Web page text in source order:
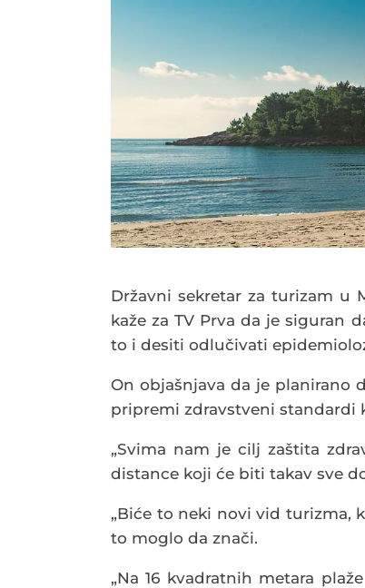
Državni sekretar za turizam u
kaže za TV Prva da je siguran
to i desiti odlučivati
On objašnjava da je planirano
pripremi zdravstveni standardi
„Svima nam je cilj zaštita
distance koji će biti takav sve
„Biće to neki novi vid turizma,
to moglo da znači.
„Na 16 kvadratnih metara